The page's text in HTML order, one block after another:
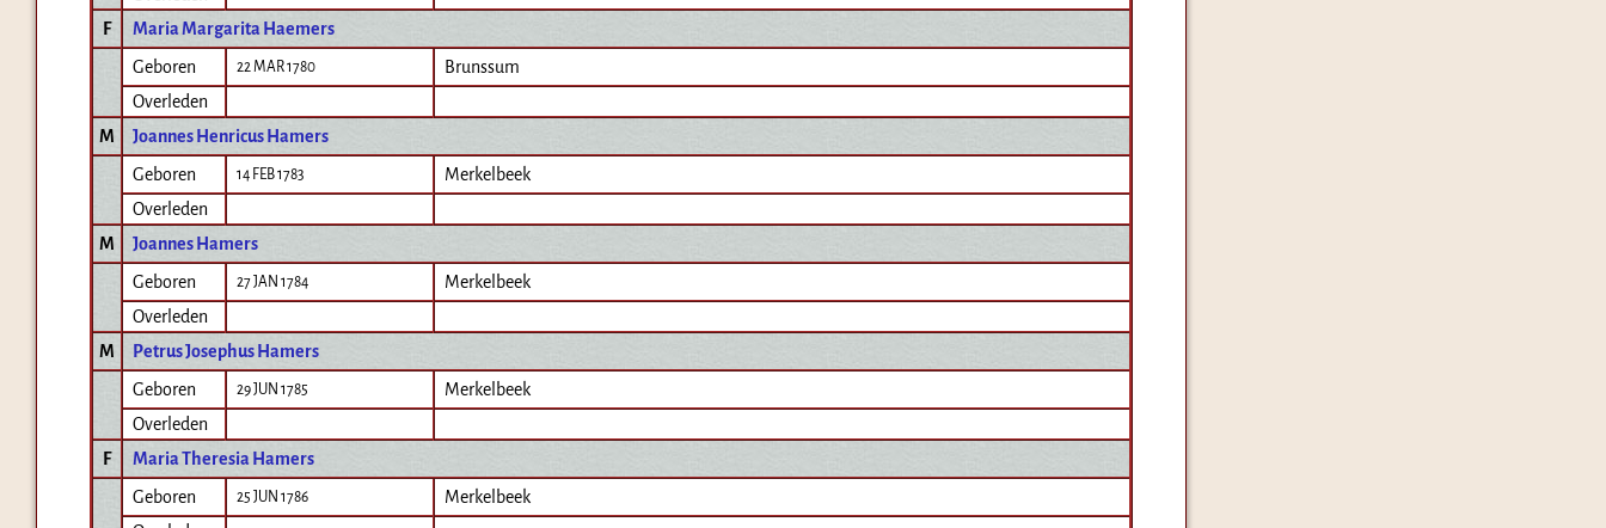
F
Maria Margarita Haemers
Geboren
22 MAR 1780
Brunssum
Overleden
M
Joannes Henricus Hamers
Geboren
14 FEB 1783
Merkelbeek
Overleden
M
Joannes Hamers
Geboren
27 JAN 1784
Merkelbeek
Overleden
M
Petrus Josephus Hamers
Geboren
29 JUN 1785
Merkelbeek
Overleden
F
Maria Theresia Hamers
Geboren
25 JUN 1786
Merkelbeek